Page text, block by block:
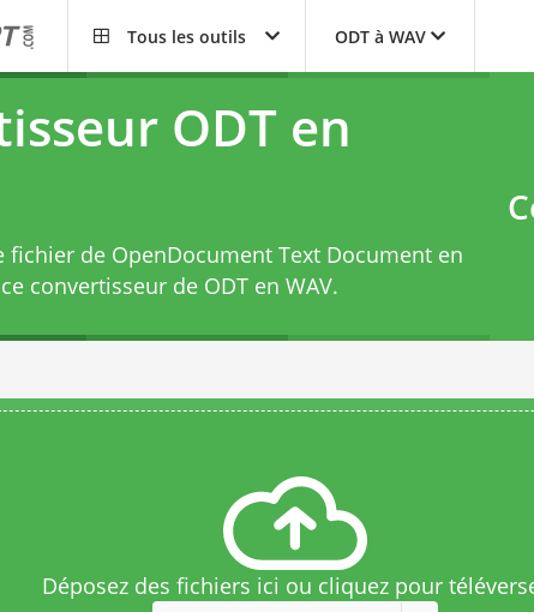
Tous les outils ODT à WAV
ODT en
fichier de OpenDocument Text Document en
convertisseur de ODT en WAV.
Déposez des fichiers ici ou cliquez pour